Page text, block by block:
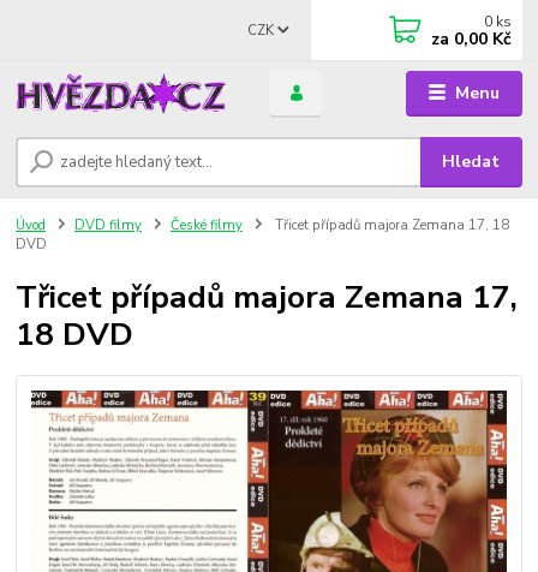
Menu
CZK
Hledat
0 ks
za 0,00 Kč
Úvod DVD filmy České filmy
Třicet případů majora Zemana 17, 18
DVD
Třicet případů majora Zemana 17,
18 DVD